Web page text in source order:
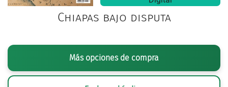
Chiapas bajo disputa
Más opciones de compra